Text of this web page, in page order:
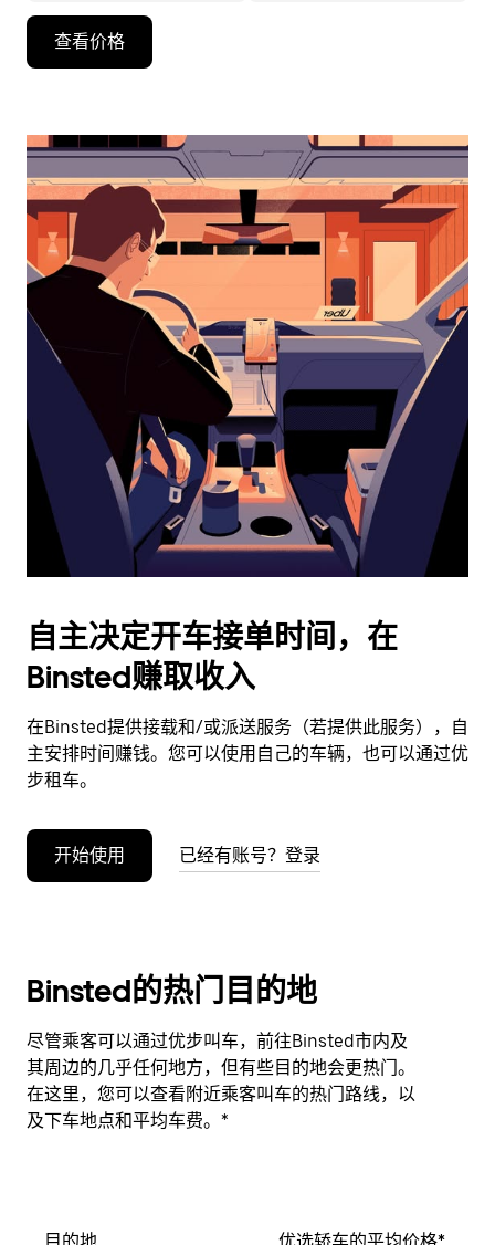
向
头
浏
日
并
期。
按
退
闭
日
历。
查看价格
自主决定开车接单时间，在
Binsted赚取收入
在Binsted提供接载和/或派送服务（若提供此服务），自
主安排时间赚钱。您可以使用自己的车辆，也可以通过优
步租车。
开始使用 已经有账号？登录
Binsted的热门目的地
尽管乘客可以通过优步叫车，前往Binsted市内及
其周边的几乎任何地方，但有些目的地会更热门。
在这里，您可以查看附近乘客叫车的热门路线，以
及下车地点和平均车费。*